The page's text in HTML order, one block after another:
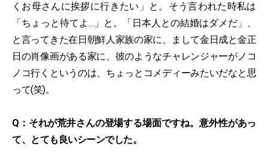
くお母さんに挨拶に行きたい」と。そう言われた時私は
「ちょっと待てよ…」と。「日本人との結婚はダメだ」、
と言ってきた在日朝鮮人家族の家に、まして金日成と金正
日の肖像画がある家に、彼のようなチャレンジャーがノコ
ノコ行くというのは、ちょっとコメディーみたいだなと思
って(笑)。
Q：それが荒井さんの登場する場面ですね。意外性があっ
て、とても良いシーンでした。